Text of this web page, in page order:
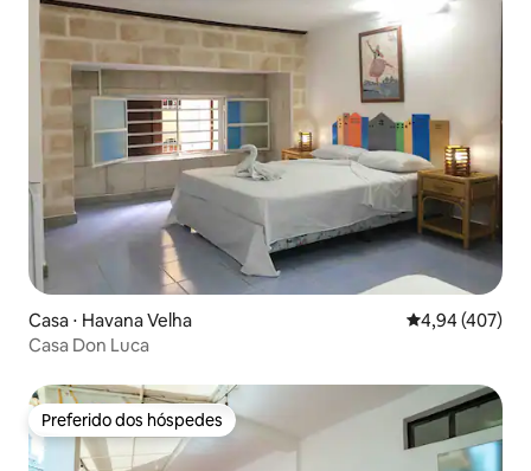
Casa ⋅ Havana Velha 4,94 de uma
4,94 (407)
Casa Don Luca
Preferido dos hóspedes
Preferido dos hóspedes